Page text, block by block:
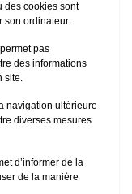
des cookies sont
son ordinateur.
pas
des informations
site.
navigation ultérieure
diverses mesures
d’informer de la
de la manière